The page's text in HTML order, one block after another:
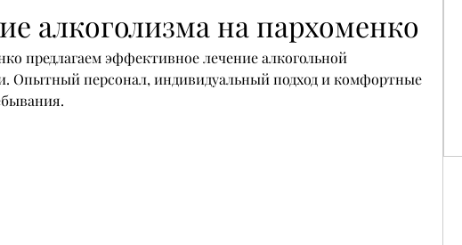
алкоголизма на пархоменко
предлагаем эффективное лечение алкогольной
Опытный персонал, индивидуальный подход и комфортные